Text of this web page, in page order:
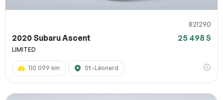
821290
2020 Subaru Ascent 25 498 $
LIMITED
110 099 km St-Léonard